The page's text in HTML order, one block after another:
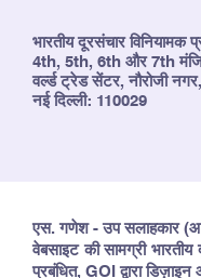
भारतीय दूरसंचार विनियामक
4th, 5th, 6th और 7th
वर्ल्ड ट्रेड सेंटर, नौरोजी नगर,
नई दिल्ली: 110029
एस. गणेश - उप सलाहकार
वेबसाइट की सामग्री भारतीय
प्रबंधित, GOI द्वारा